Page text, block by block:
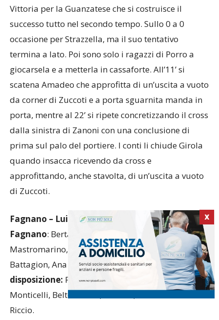
Vittoria per la Guanzatese che si costruisce il
successo tutto nel secondo tempo. Sullo 0 a 0
occasione per Strazzella, ma il suo tentativo
termina a lato. Poi sono solo i ragazzi di Porro a
giocarsela e a metterla in cassaforte. All’11’ si
scatena Amadeo che approfitta di un’uscita a vuoto
da corner di Zuccoti e a porta sguarnita manda in
porta, mentre al 22’ si ripete concretizzando il cross
dalla sinistra di Zanoni con una conclusione di
prima sul palo del portiere. I conti li chiude Girola
quando insacca ricevendo da cross e
approfittando, anche stavolta, di un’uscita a vuoto
di Zuccoti.
Fagnano – Luino Maccagno 1-0 (0-0)
Fagnano: Bertagnoli, Maso, Colombo,
Mastromarino, Bacchion, Cancian, Spadaccino,
Battagion, Ana Petre, Manuzzato, Rossini.A
disposizione: Policastro, Cicchetti, Porro,
Monticelli, Beltemacchi, Panizza, Crea.
Riccio.
X